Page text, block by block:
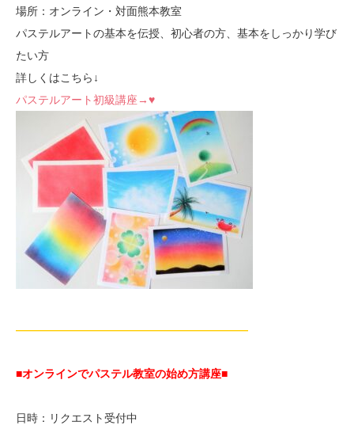
場所：オンライン・対面熊本教室
パステルアートの基本を伝授、初心者の方、基本をしっかり学び
たい方
詳しくはこちら↓
パステルアート初級講座→♥
—————————————————————
■オンラインでパステル教室の始め方講座■
日時：リクエスト受付中